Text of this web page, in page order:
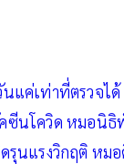
แค่เท่าที่ตรวจไ
ซีนโควิด หมอนิธิ
ดรุนแรงวิกฤติ ห